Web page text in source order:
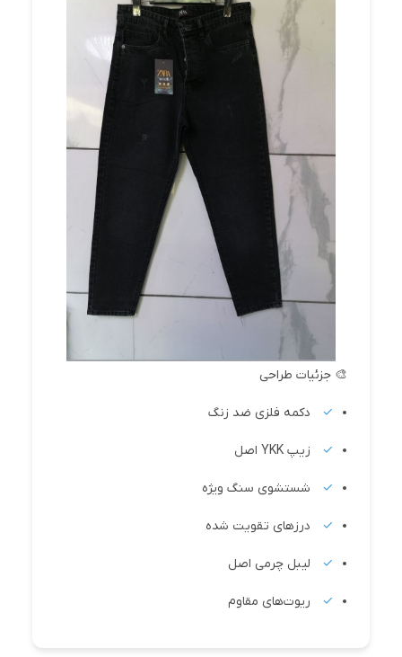
🎨 جزئیات طراحی
دکمه فلزی ضد زنگ
زیپ YKK اصل
شستشوی سنگ ویژه
درزهای تقویت شده
لیبل چرمی اصل
ریوت‌های مقاوم